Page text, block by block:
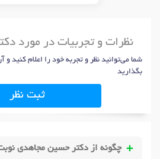
نظرات و تجربیات در مورد
شما می‌توانید نظر و تجربه خود را اعلام کنید و
بگذارید
ثبت نظر
چگونه از دکتر حسین مجاهدی